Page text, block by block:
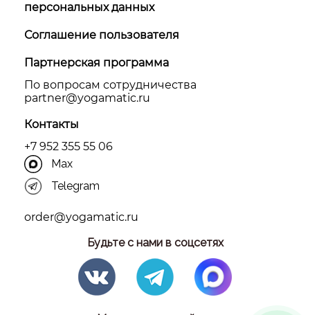
персональных данных
Соглашение пользователя
Партнерская программа
По вопросам сотрудничества
partner@yоgamatic.ru
Контакты
+7 952 355 55 06
Max
Telegram
order@yogamatic.ru
Будьте с нами в соцсетях